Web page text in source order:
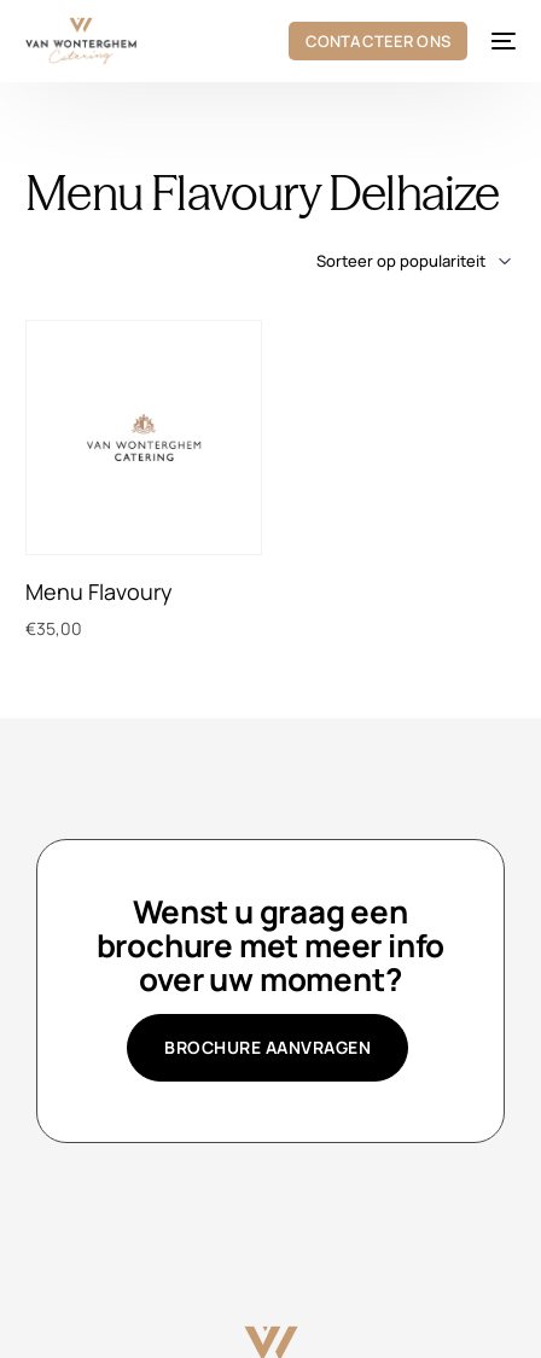
CONTACTEER ONS
Menu Flavoury Delhaize
Menu Flavoury
€35,00
Wenst u graag een
brochure met meer info
over uw moment?
BROCHURE AANVRAGEN